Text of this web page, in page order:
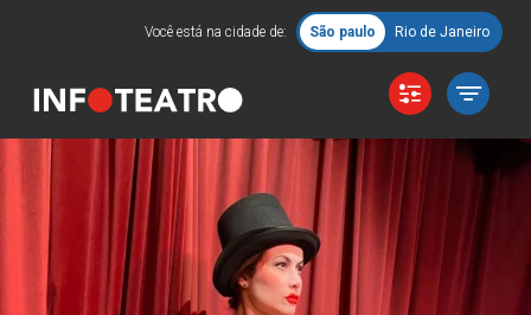
Você está na cidade de: São paulo Rio de Janeiro